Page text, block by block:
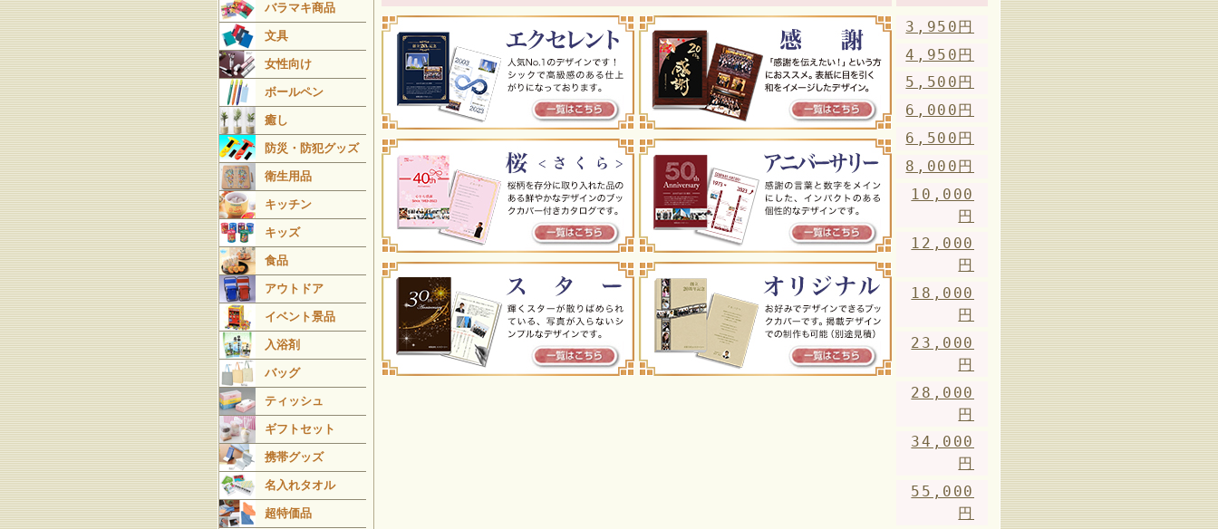
バラマキ商品
文具
女性向け
ボールペン
癒し
防災・防犯グッズ
衛生用品
キッチン
キッズ
食品
アウトドア
イベント景品
入浴剤
バッグ
ティッシュ
ギフトセット
携帯グッズ
名入れタオル
超特価品
3,950円
4,950円
5,500円
6,000円
6,500円
8,000円
10,000
円
12,000
円
18,000
円
23,000
円
28,000
円
34,000
円
55,000
円